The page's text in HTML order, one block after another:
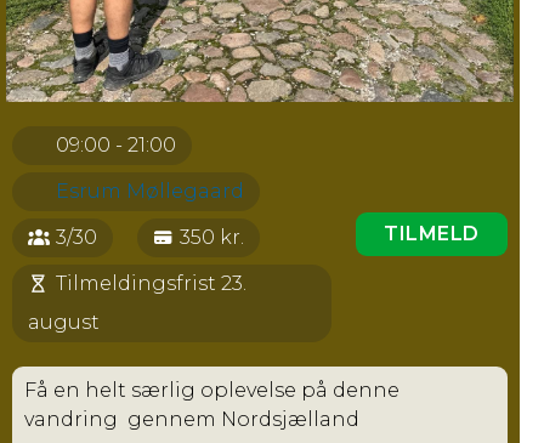
09:00 - 21:00
Esrum Møllegaard
3/30
350 kr.
Tilmeldingsfrist 23.
august
TILMELD
Få en helt særlig oplevelse på denne
vandring gennem Nordsjælland